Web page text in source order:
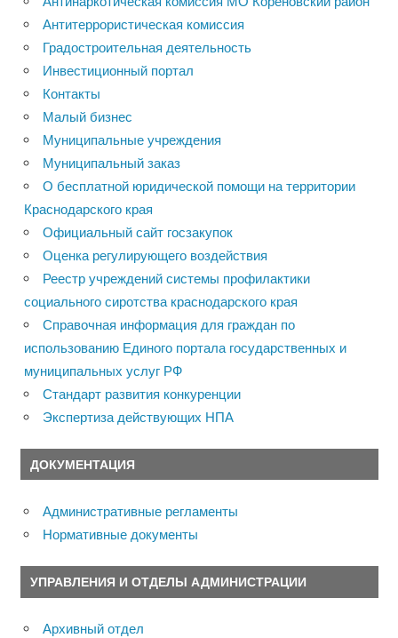
Антитеррористическая комиссия
Градостроительная деятельность
Инвестиционный портал
Контакты
Малый бизнес
Муниципальные учреждения
Муниципальный заказ
О бесплатной юридической помощи на территории
Краснодарского края
Официальный сайт госзакупок
Оценка регулирующего воздействия
Реестр учреждений системы профилактики
социального сиротства краснодарского края
Справочная информация для граждан по
использованию Единого портала государственных и
муниципальных услуг РФ
Стандарт развития конкуренции
Экспертиза действующих НПА
ДОКУМЕНТАЦИЯ
Административные регламенты
Нормативные документы
УПРАВЛЕНИЯ И ОТДЕЛЫ АДМИНИСТРАЦИИ
Архивный отдел